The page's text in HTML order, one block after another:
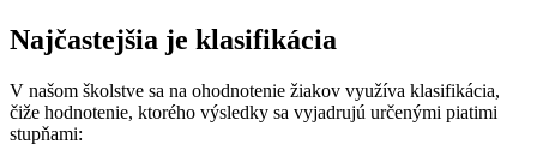
Najčastejšia je klasifikácia
V našom školstve sa na ohodnotenie žiakov využíva klasifikácia,
čiže hodnotenie, ktorého výsledky sa vyjadrujú určenými piatimi
stupňami: